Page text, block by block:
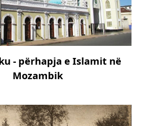
- përhapja e Islamit në
Mozambik